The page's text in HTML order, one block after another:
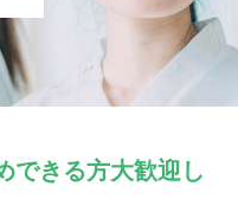
できる方大歓迎し